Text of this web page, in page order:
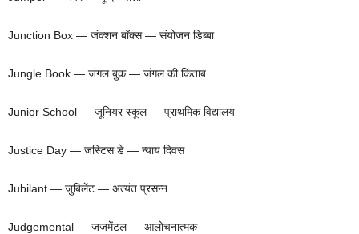
Junction Box — जंक्शन बॉक्स — संयोजन डिब्बा
Jungle Book — जंगल बुक — जंगल की किताब
Junior School — जूनियर स्कूल — प्राथमिक विद्यालय
Justice Day — जस्टिस डे — न्याय दिवस
Jubilant — जुबिलेंट — अत्यंत प्रसन्न
Judgemental — जजमेंटल — आलोचनात्मक